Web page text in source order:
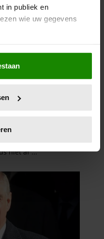
in publiek en
wie uw gegevens
graag:
uw geografische
nauwkeurig kan zijn
(fingerprinting)
in het
en advertenties te
social media te bieden
Ook delen we
onze site met onze
en analyse. Deze
combineren met andere